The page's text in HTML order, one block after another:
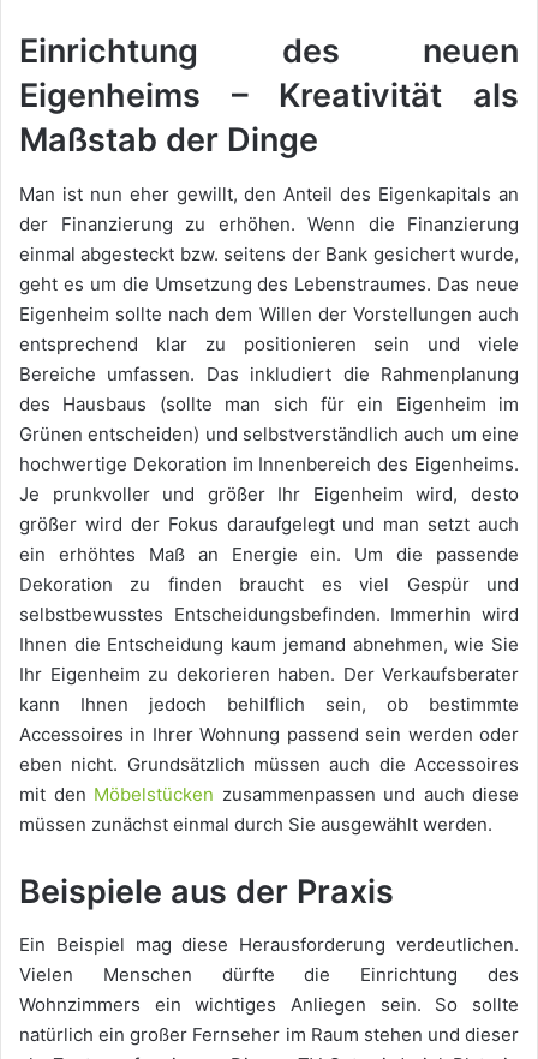
Einrichtung des neuen
Eigenheims – Kreativität als
Maßstab der Dinge
Man ist nun eher gewillt, den Anteil des Eigenkapitals an
der Finanzierung zu erhöhen. Wenn die Finanzierung
einmal abgesteckt bzw. seitens der Bank gesichert wurde,
geht es um die Umsetzung des Lebenstraumes. Das neue
Eigenheim sollte nach dem Willen der Vorstellungen auch
entsprechend klar zu positionieren sein und viele
Bereiche umfassen. Das inkludiert die Rahmenplanung
des Hausbaus (sollte man sich für ein Eigenheim im
Grünen entscheiden) und selbstverständlich auch um eine
hochwertige Dekoration im Innenbereich des Eigenheims.
Je prunkvoller und größer Ihr Eigenheim wird, desto
größer wird der Fokus daraufgelegt und man setzt auch
ein erhöhtes Maß an Energie ein. Um die passende
Dekoration zu finden braucht es viel Gespür und
selbstbewusstes Entscheidungsbefinden. Immerhin wird
Ihnen die Entscheidung kaum jemand abnehmen, wie Sie
Ihr Eigenheim zu dekorieren haben. Der Verkaufsberater
kann Ihnen jedoch behilflich sein, ob bestimmte
Accessoires in Ihrer Wohnung passend sein werden oder
eben nicht. Grundsätzlich müssen auch die Accessoires
mit den Möbelstücken zusammenpassen und auch diese
müssen zunächst einmal durch Sie ausgewählt werden.
Beispiele aus der Praxis
Ein Beispiel mag diese Herausforderung verdeutlichen.
Vielen Menschen dürfte die Einrichtung des
Wohnzimmers ein wichtiges Anliegen sein. So sollte
natürlich ein großer Fernseher im Raum stehen und dieser